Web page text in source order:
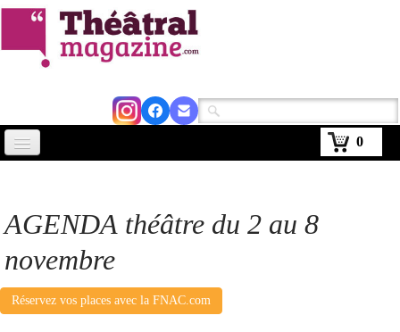
0
Agenda
AGENDA théâtre du 2 au 8
novembre
Réservez vos places avec la FNAC.com